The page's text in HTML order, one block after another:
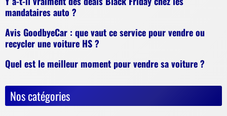
mandataires auto ?
Avis GoodbyeCar : que vaut ce service pour vendre ou
recycler une voiture HS ?
Quel est le meilleur moment pour vendre sa voiture ?
Nos catégories